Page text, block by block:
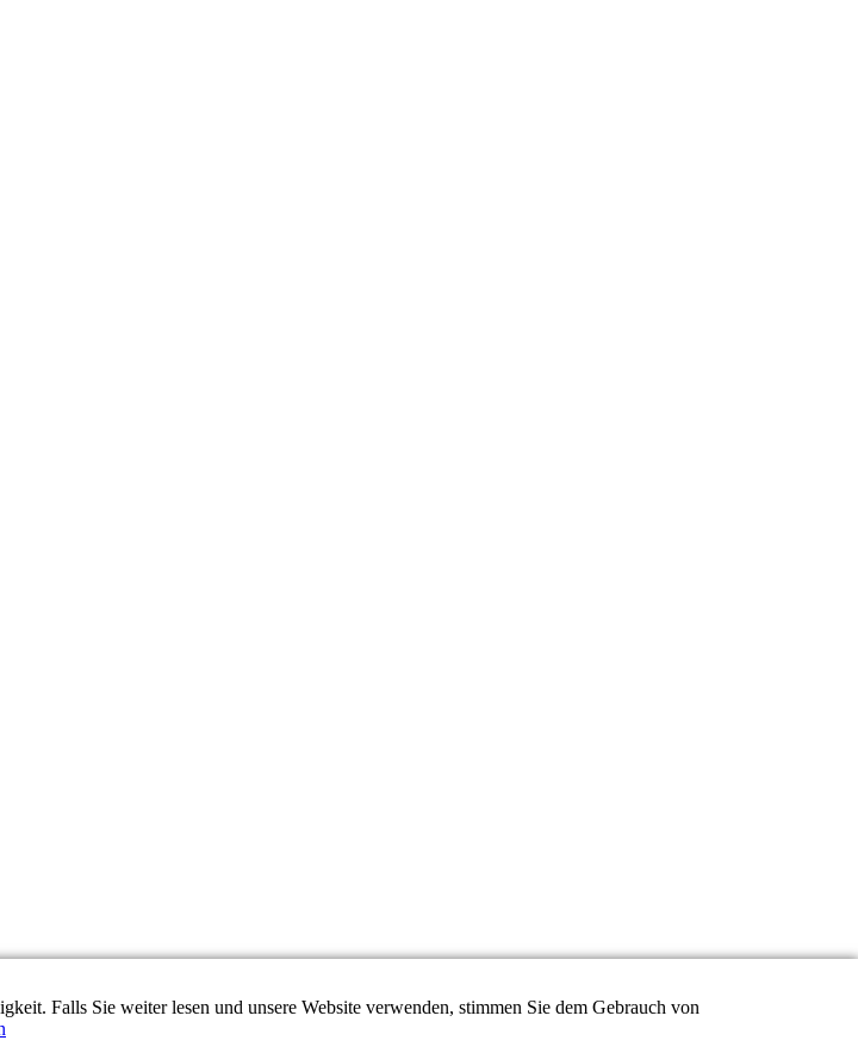
Falls Sie weiter lesen und unsere Website verwenden, stimmen Sie dem Gebrauch von